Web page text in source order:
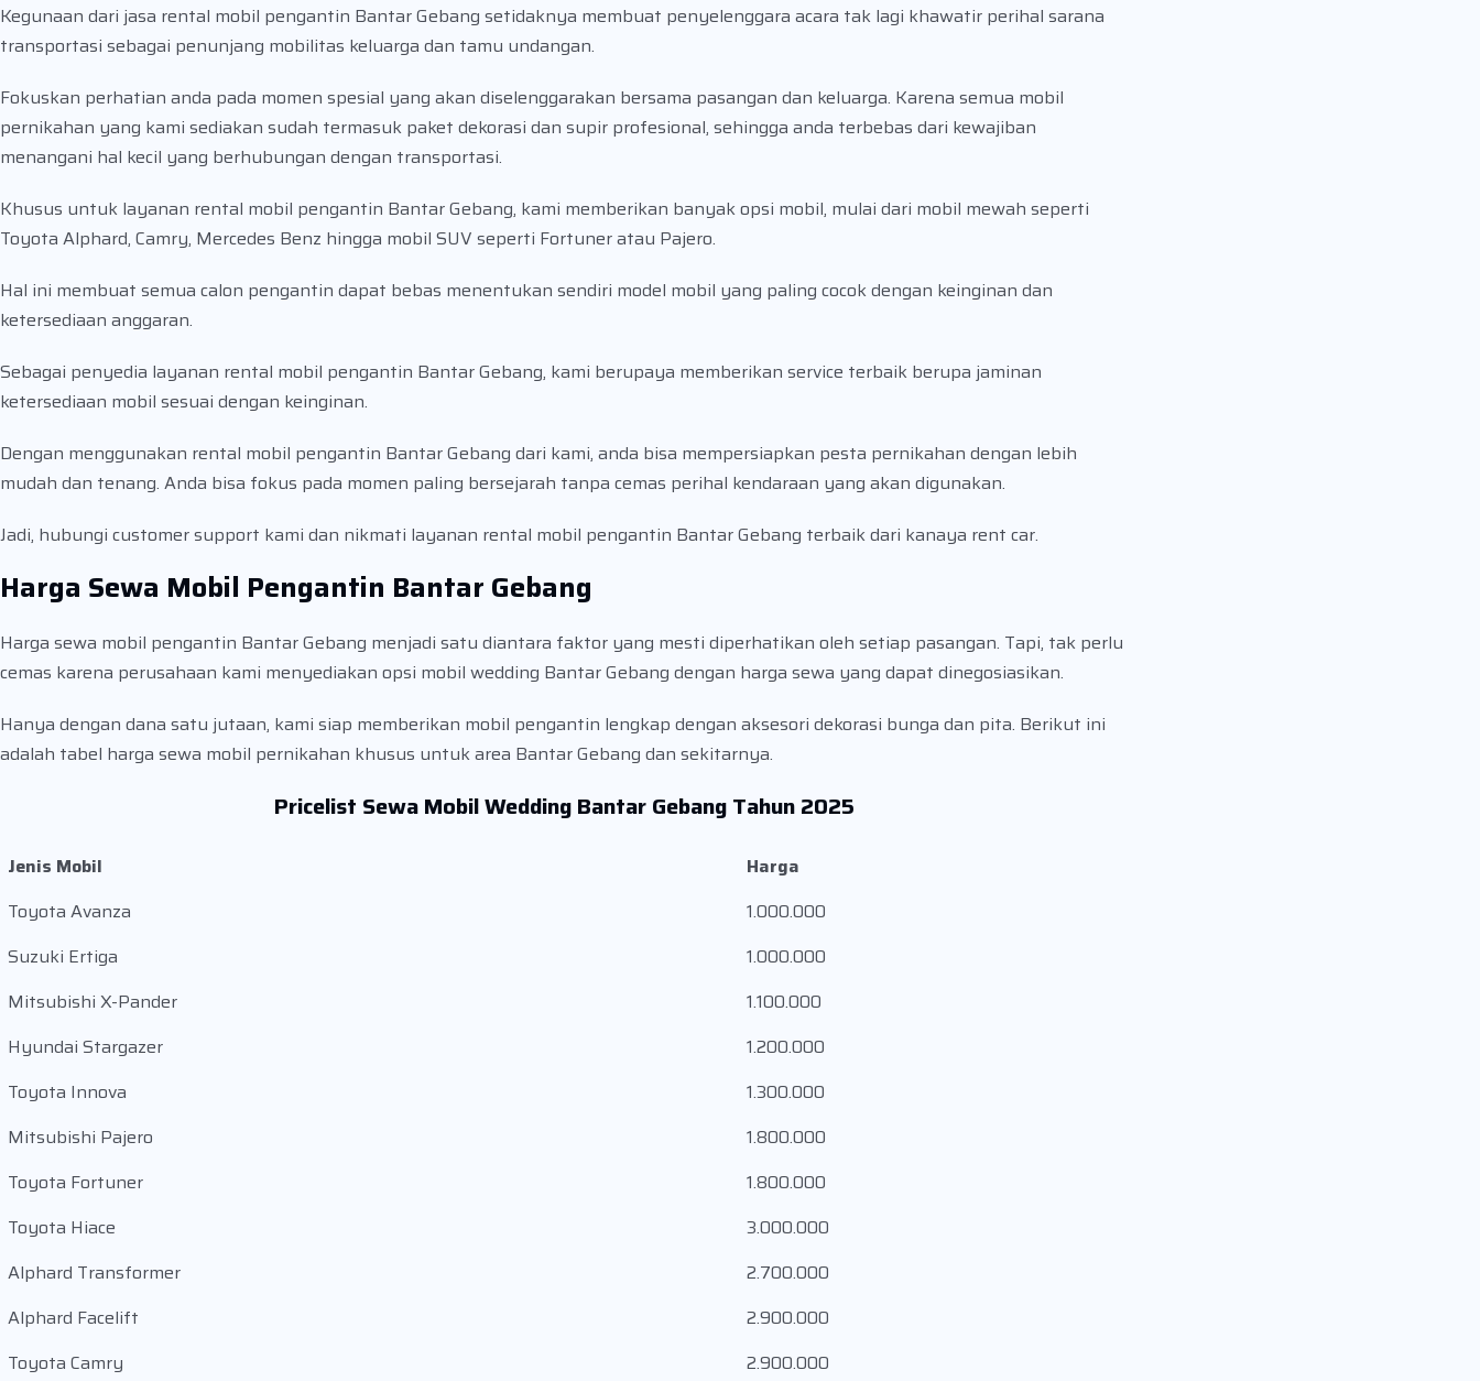
Kegunaan dari jasa rental mobil pengantin Bantar Gebang setidaknya membuat penyelenggara acara tak lagi khawatir perihal sarana
transportasi sebagai penunjang mobilitas keluarga dan tamu undangan.
Fokuskan perhatian anda pada momen spesial yang akan diselenggarakan bersama pasangan dan keluarga. Karena semua mobil
pernikahan yang kami sediakan sudah termasuk paket dekorasi dan supir profesional, sehingga anda terbebas dari kewajiban
menangani hal kecil yang berhubungan dengan transportasi.
Khusus untuk layanan rental mobil pengantin Bantar Gebang, kami memberikan banyak opsi mobil, mulai dari mobil mewah seperti
Toyota Alphard, Camry, Mercedes Benz hingga mobil SUV seperti Fortuner atau Pajero.
Hal ini membuat semua calon pengantin dapat bebas menentukan sendiri model mobil yang paling cocok dengan keinginan dan
ketersediaan anggaran.
Sebagai penyedia layanan rental mobil pengantin Bantar Gebang, kami berupaya memberikan service terbaik berupa jaminan
ketersediaan mobil sesuai dengan keinginan.
Dengan menggunakan rental mobil pengantin Bantar Gebang dari kami, anda bisa mempersiapkan pesta pernikahan dengan lebih
mudah dan tenang. Anda bisa fokus pada momen paling bersejarah tanpa cemas perihal kendaraan yang akan digunakan.
Jadi, hubungi customer support kami dan nikmati layanan rental mobil pengantin Bantar Gebang terbaik dari kanaya rent car.
Harga Sewa Mobil Pengantin Bantar Gebang
Harga sewa mobil pengantin Bantar Gebang menjadi satu diantara faktor yang mesti diperhatikan oleh setiap pasangan. Tapi, tak perlu
cemas karena perusahaan kami menyediakan opsi mobil wedding Bantar Gebang dengan harga sewa yang dapat dinegosiasikan.
Hanya dengan dana satu jutaan, kami siap memberikan mobil pengantin lengkap dengan aksesori dekorasi bunga dan pita. Berikut ini
adalah tabel harga sewa mobil pernikahan khusus untuk area Bantar Gebang dan sekitarnya.
Pricelist Sewa Mobil Wedding Bantar Gebang Tahun 2025
Jenis Mobil
Harga
Toyota Avanza
1.000.000
Suzuki Ertiga
1.000.000
Mitsubishi X-Pander
1.100.000
Hyundai Stargazer
1.200.000
Toyota Innova
1.300.000
Mitsubishi Pajero
1.800.000
Toyota Fortuner
1.800.000
Toyota Hiace
3.000.000
Alphard Transformer
2.700.000
Alphard Facelift
2.900.000
Toyota Camry
2.900.000